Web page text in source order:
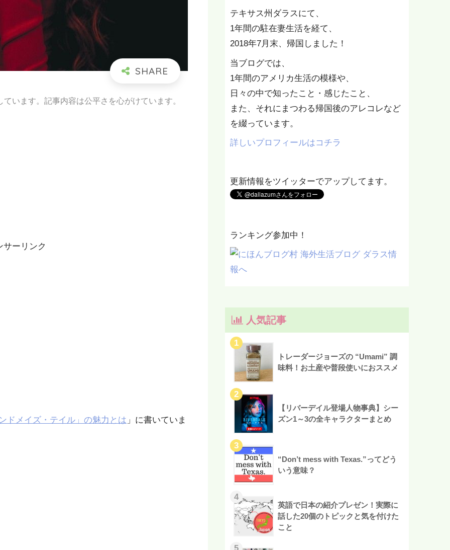
います。記事内容は公平さを心がけています。
サーリンク
ドメイズ・テイル」の魅力とは 」に書いていま
テキサス州ダラスにて、
1年間の駐在妻生活を経て、
2018年7月末、帰国しました！
当ブログでは、
1年間のアメリカ生活の模様や、
日々の中で知ったこと・感じたこと、
また、それにまつわる帰国後のアレコレなど
を綴っています。
詳しいプロフィールはコチラ
更新情報をツイッターでアップしてます。
ランキング参加中！
人気記事
トレーダージョーズの “Umami” 調
味料！お土産や普段使いにおススメ
【リバーデイル登場人物事典】シー
ズン1～3の全キャラクターまとめ
“Don’t mess with Texas.”ってどう
いう意味？
英語で日本の紹介プレゼン！実際に
話した20個のトピックと気を付けた
こと